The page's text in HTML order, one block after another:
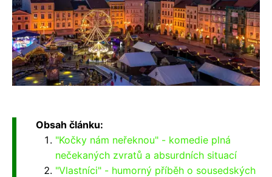
Obsah článku:
"Kočky nám neřeknou" - komedie plná
nečekaných zvratů a absurdních situací
"Vlastníci" - humorný příběh o sousedských